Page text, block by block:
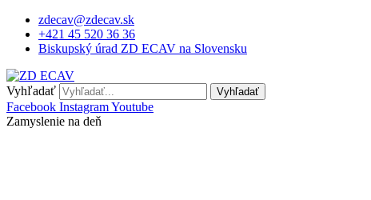
Preskočiť
obsah
zdecav@zdecav.sk
+421 45 520 36 36
Biskupský úrad ZD ECAV na Slovensku
Vyhľadať Vyhľadať
Facebook InstagramYoutube
Zamyslenie na deň